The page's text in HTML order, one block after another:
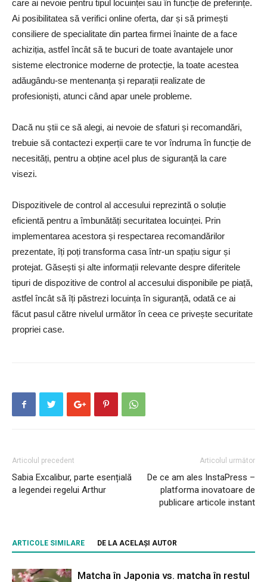
care ai nevoie pentru tipul locuinței sau în funcție de preferințe.
Ai posibilitatea să verifici online oferta, dar și să primești
consiliere de specialitate din partea firmei înainte de a face
achiziția, astfel încât să te bucuri de toate avantajele unor
sisteme electronice moderne de protecție, la toate acestea
adăugându-se mentenanța și reparații realizate de
profesioniști, atunci când apar unele probleme.
Dacă nu știi ce să alegi, ai nevoie de sfaturi și recomandări,
trebuie să contactezi experții care te vor îndruma în funcție de
necesități, pentru a obține acel plus de siguranță la care
visezi.
Dispozitivele de control al accesului reprezintă o soluție
eficientă pentru a îmbunătăți securitatea locuinței. Prin
implementarea acestora și respectarea recomandărilor
prezentate, îți poți transforma casa într-un spațiu sigur și
protejat. Găsești și alte informații relevante despre diferitele
tipuri de dispozitive de control al accesului disponibile pe piață,
astfel încât să îți păstrezi locuința în siguranță, odată ce ai
făcut pasul către nivelul următor în ceea ce privește securitate
propriei case.
Articolul precedent
Sabia Excalibur, parte esențială
a legendei regelui Arthur
Articolul următor
De ce am ales InstaPress –
platforma inovatoare de
publicare articole instant
ARTICOLE SIMILARE DE LA ACELAȘI AUTOR
Matcha în Japonia vs. matcha în restul